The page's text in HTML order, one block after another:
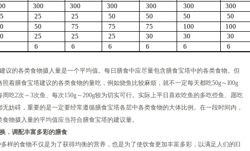
300 300 300 300 300
300
25 25 50 50 50
50
50 75 75 75 100
100
25 25 25 30 30
30
6 6 6 6 6 6
各类食物摄人量是一个平均值。每日膳食中应尽量包含膳食宝塔中的各类食物。但
照着膳食宝塔建议的各类食物的量吃，例如烧鱼比较麻烦，就不一定每天都吃50g～l00g
周吃2次～3次鱼、每次150g～200g较为切实可行。实际上平日喜欢吃鱼的多吃些鱼、愿吃
无妨碍，重要的是一定要经常遵循膳食宝塔各层中各类食物的大体比例。在一段时间内，
食物摄入量的平均值应当符合膳食宝塔的建议量。
．调配丰富多彩的膳食
的食物不仅是为了获得均衡的营养，也是为了使饮食更加丰富多彩，以满足人们的El